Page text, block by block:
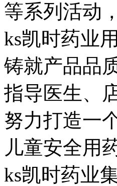
等系列活动
ks凯时药业
铸就产品品
指导医生、
努力打造一
儿童安全用
ks凯时药业